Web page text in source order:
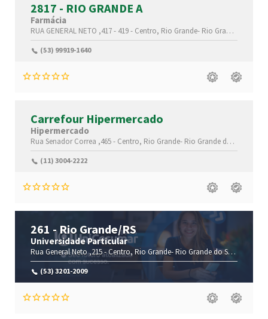
2817 - RIO GRANDE A
Farmácia
RUA GENERAL NETO ,417 - 419 - Centro, Rio Grande- Rio Grande do Sul(RS)
(53) 99919-1640
Carrefour Hipermercado
Hipermercado
Rua Senador Correa ,465 - Centro, Rio Grande- Rio Grande do Sul(RS)
(11) 3004-2222
261 - Rio Grande/RS
Universidade Particular
Rua General Neto ,215 -Centro, Rio Grande-Rio Grande do Sul(RS)
(53) 3201-2009